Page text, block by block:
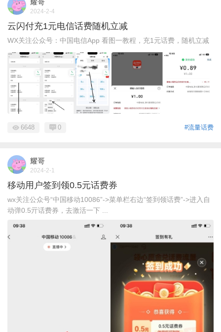
耀哥
2024-2-4
云闪付充1元电信话费随机立减
WX关注公众号：中国电信App 看图一教程，充1元话费，随机立减
#流量话费
6648 0
耀哥
2024-2-1
移动用户签到领0.5元话费券
wx关注公众号“中国移动10086”->菜单栏右边“签到领话费”->进入自
动弹0.5亓话费券，去激活一下 ...